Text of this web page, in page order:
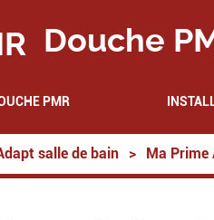
Douche
PMR
salle de bain > Ma Prime